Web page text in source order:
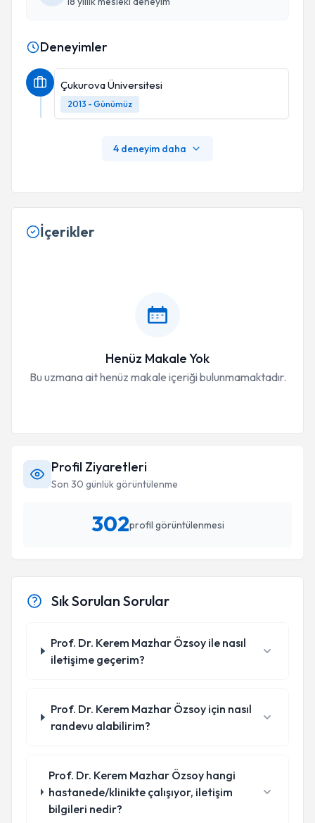
Deneyimler
Çukurova Üniversitesi
2013 - Günümüz
4 deneyim daha
İçerikler
Henüz Makale Yok
Bu uzmana ait henüz makale içeriği bulunmamaktadır.
Profil Ziyaretleri
Son 30 günlük görüntülenme
302profil görüntülenmesi
Sık Sorulan Sorular
Prof. Dr. Kerem Mazhar Özsoy ile nasıl
iletişime geçerim?
Prof. Dr. Kerem Mazhar Özsoy için nasıl
randevu alabilirim?
Prof. Dr. Kerem Mazhar Özsoy hangi
hastanede/klinikte çalışıyor, iletişim
bilgileri nedir?